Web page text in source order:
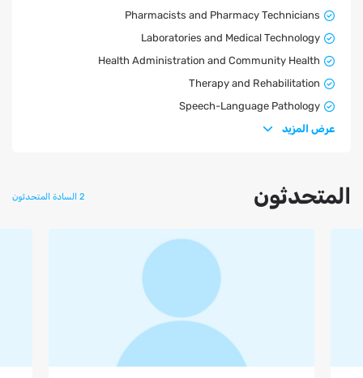
Pharmacists and Pharmacy Technicians
Laboratories and Medical Technology
Health Administration and Community Health
Therapy and Rehabilitation
Speech-Language Pathology
عرض المزيد
المتحدثون 2 السادة المتحدثون